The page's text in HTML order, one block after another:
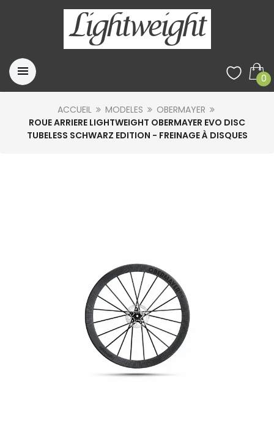
0
ACCUEIL MODELES
OBERMAYER
ROUE ARRIERE LIGHTWEIGHT OBERMAYER EVO DISC
TUBELESS SCHWARZ EDITION - FREINAGE À DISQUES